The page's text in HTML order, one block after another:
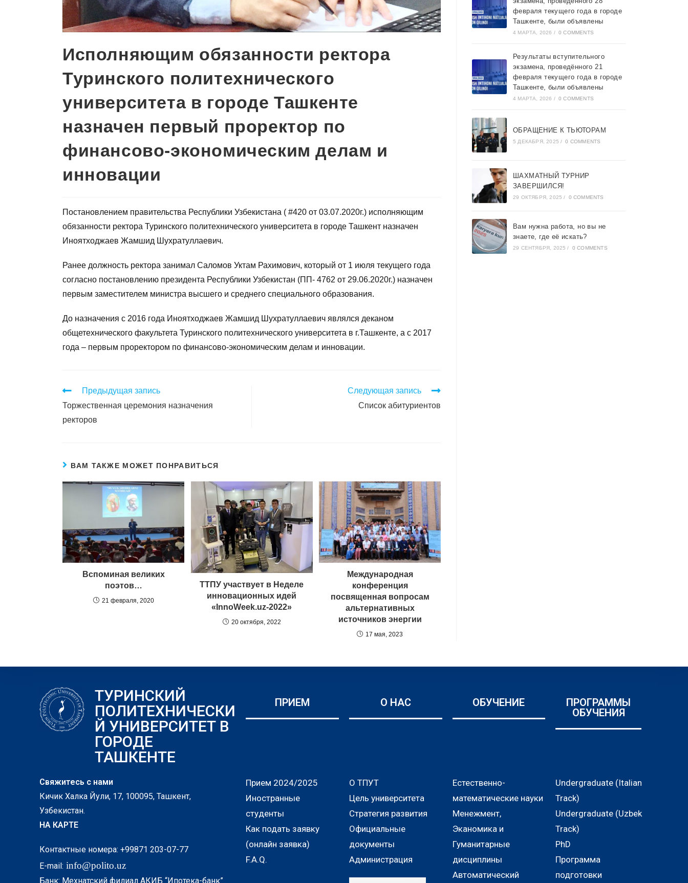
Исполняющим обязанности ректора
Туринского политехнического
университета в городе Ташкенте
назначен первый проректор по
финансово-экономическим делам и
инновации
Постановлением правительства Республики Узбекистана ( #420 от 03.07.2020г.) исполняющим
обязанности ректора Туринского политехнического университета в городе Ташкент назначен
Иноятходжаев Жамшид Шухратуллаевич.
Ранее должность ректора занимал Саломов Уктам Рахимович, который от 1 июля текущего года
согласно постановлению президента Республики Узбекистан (ПП- 4762 от 29.06.2020г.) назначен
первым заместителем министра высшего и среднего специального образования.
До назначения с 2016 года Иноятходжаев Жамшид Шухратуллаевич являлся деканом
общетехнического факультета Туринского политехнического университета в г.Ташкенте, а с 2017
года – первым проректором по финансово-экономическим делам и инновации.
Предыдущая запись
Торжественная церемония назначения
ректоров
Следующая запись
Список абитуриентов
ВАМ ТАКЖЕ МОЖЕТ ПОНРАВИТЬСЯ
Вспоминая великих
поэтов…
21 февраля, 2020
ТТПУ участвует в Неделе
инновационных идей
«InnoWeek.uz-2022»
20 октября, 2022
Международная
конференция
посвященная вопросам
альтернативных
источников энергии
17 мая, 2023
февраля текущего года в городе
Ташкентe, были объявлены
4 МАРТА, 2026 / 0 COMMENTS
Результаты вступительного
экзамена, проведённого 21
февраля текущего года в городе
Ташкентe, были объявлены
4 МАРТА, 2026 / 0 COMMENTS
ОБРАЩЕНИЕ К ТЬЮТОРАМ
5 ДЕКАБРЯ, 2025 / 0 COMMENTS
ШАХМАТНЫЙ ТУРНИР
ЗАВЕРШИЛСЯ!
29 ОКТЯБРЯ, 2025 / 0 COMMENTS
Вам нужна работа, но вы не
знаете, где её искать?
29 СЕНТЯБРЯ, 2025 / 0 COMMENTS
ТУРИНСКИЙ
ПОЛИТЕХНИЧЕСКИ
Й УНИВЕРСИТЕТ В
ГОРОДЕ
ТАШКЕНТЕ
ПРИЕМ О НАС ОБУЧЕНИЕ
ПРОГРАММЫ
ОБУЧЕНИЯ
Свяжитесь с нами
Кичик Халка Йули, 17, 100095, Ташкент,
Узбекистан.
НА КАРТЕ
Контактные номера: +99871 203-07-77
E-mail: info@polito.uz
Банк: Мехнатский филиал АКИБ “Ипотека-банк”
Прием 2024/2025
Иностранные
студенты
Как подать заявку
(онлайн заявка)
F.A.Q.
О ТПУТ
Цель университета
Стратегия развития
Официальные
документы
Администрация
Естественно-
математические науки
Менежмент,
Эканомика и
Гуманитарные
дисциплины
Автоматический
Undergraduate (Italian
Track)
Undergraduate (Uzbek
Track)
PhD
Программа
подготовки